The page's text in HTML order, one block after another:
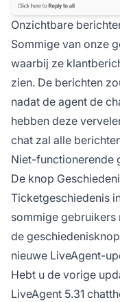
Onzichtbare
Sommige van onze
waarbij ze
zien. De berichten
nadat de agent de
hebben deze
chat zal alle
Niet-functionerende
De knop
Ticketgeschiedenis
sommige gebruikers
de
nieuwe LiveAgent-
Hebt u de vorige
LiveAgent 5.31